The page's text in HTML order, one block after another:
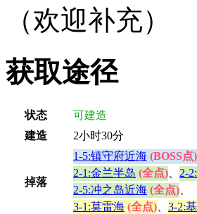
（欢迎补充）
获取途径
状态
可建造
建造
2小时30分
掉落
1-5:镇守府近海 (BOSS点)
2-1:金兰半岛 (全点) 2-
2-5:冲之岛近海 (全点)
3-1:莫雷海 (全点) 3-2: